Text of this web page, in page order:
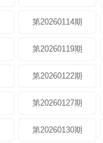
第20260114期
第20260119期
第20260122期
第20260127期
第20260130期